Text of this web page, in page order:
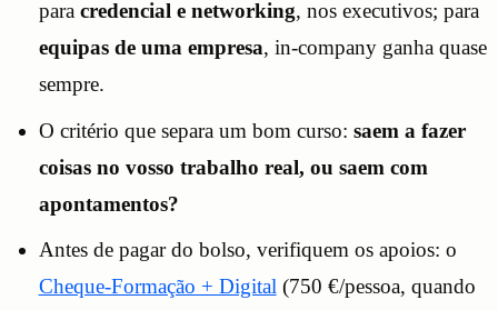
para credencial e networking, nos executivos; para
equipas de uma empresa, in-company ganha quase
sempre.
O critério que separa um bom curso: saem a fazer
coisas no vosso trabalho real, ou saem com
apontamentos?
Antes de pagar do bolso, verifiquem os apoios: o
Cheque-Formação + Digital(750 €/pessoa, quando